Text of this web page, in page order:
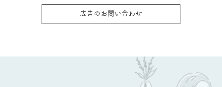
広告のお問い合わせ